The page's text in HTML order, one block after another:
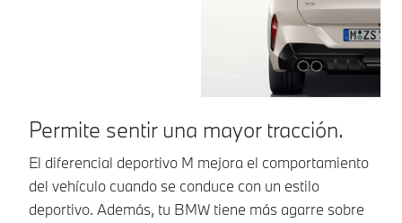
Permite sentir una mayor tracción.
El diferencial deportivo M mejora el comportamiento
del vehículo cuando se conduce con un estilo
deportivo. Además, tu BMW tiene más agarre sobre